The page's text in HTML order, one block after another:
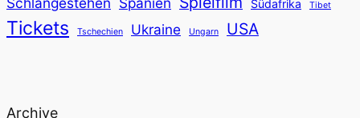
Südafrika Tibet
Tickets Tschechien Ukraine Ungarn USA
Archive